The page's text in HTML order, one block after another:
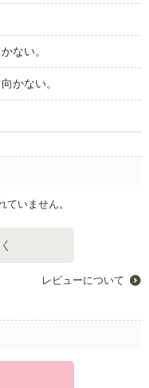
ない。
かない。
いません。
レビューについて